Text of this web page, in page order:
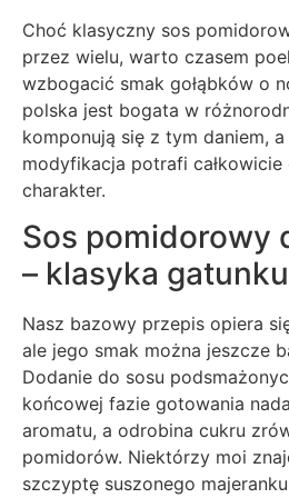
Choć klasyczny sos
przez wielu, warto czasem
wzbogacić smak gołąbków o
polska jest bogata w
komponują się z tym daniem,
modyfikacja potrafi całkowicie
charakter.
Sos pomidorowy
– klasyka gatunku
Nasz bazowy przepis opiera
ale jego smak można jeszcze
Dodanie do sosu
końcowej fazie gotowania
aromatu, a odrobina cukru
pomidorów. Niektórzy moi
szczyptę suszonego